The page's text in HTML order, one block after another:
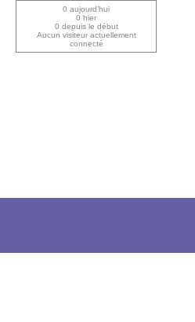
0 aujourd’hui
0 hier
0 depuis le début
Aucun visiteur actuellement
connecté